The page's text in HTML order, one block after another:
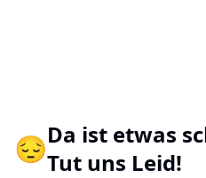
😔Da ist etwas
Tut uns Leid!